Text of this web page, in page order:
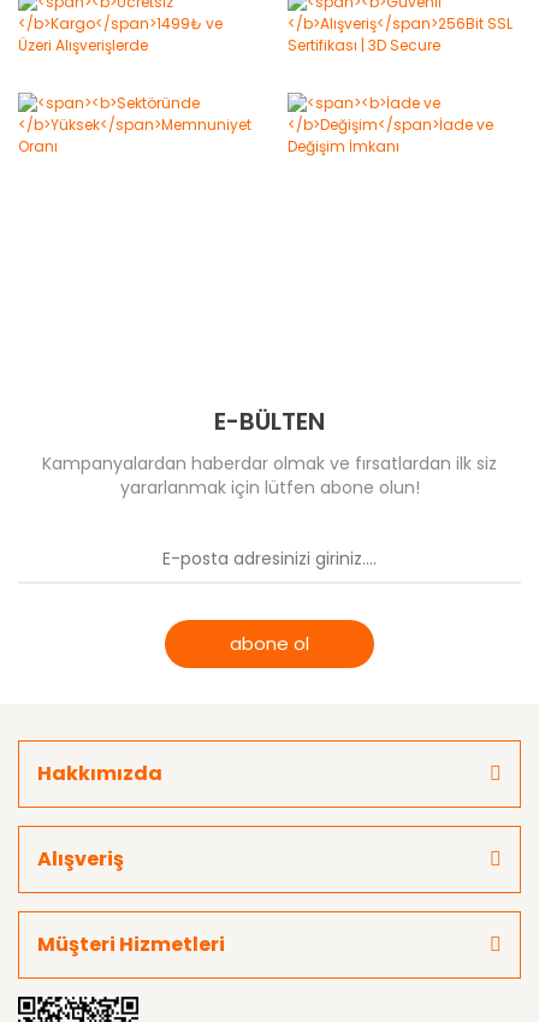
E-BÜLTEN
Kampanyalardan haberdar olmak ve fırsatlardan ilk siz
yararlanmak için lütfen abone olun!
abone ol
Hakkımızda
Alışveriş
Müşteri Hizmetleri